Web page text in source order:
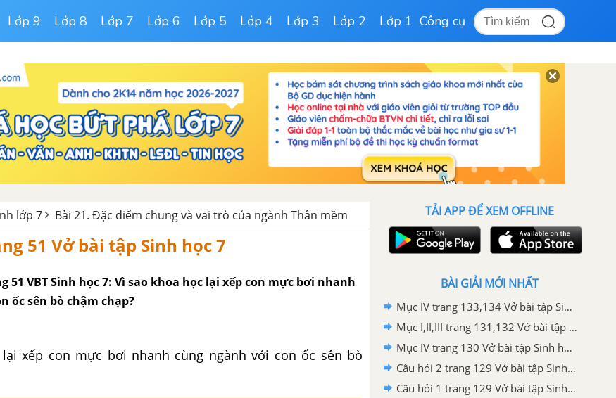
Lớp 9 Lớp 8 Lớp 7 Lớp 6 Lớp 5 Lớp 4 Lớp 3 Lớp 2 Lớp 1 Công cụ
lớp 7 Bài 21. Đặc điểm chung và vai trò của ngành Thân mềm
51 Vở bài tập Sinh học 7
51 VBT Sinh học 7: Vì sao khoa học lại xếp con mực bơi nhanh
ốc sên bò chậm chạp?
xếp con mực bơi nhanh cùng ngành với con ốc sên bò
TẢI APP ĐỂ XEM OFFLINE
BÀI GIẢI MỚI NHẤT
Mục IV trang 133,134 Vở bài tập Sinh học 7
Mục I,II,III trang 131,132 Vở bài tập Sinh học 7
Mục IV trang 130 Vở bài tập Sinh học 7
Câu hỏi 2 trang 129 Vở bài tập Sinh học 7
Câu hỏi 1 trang 129 Vở bài tập Sinh học 7